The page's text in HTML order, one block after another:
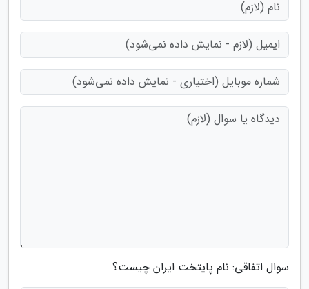
سوال اتفاقی: نام پایتخت ایران چیست؟